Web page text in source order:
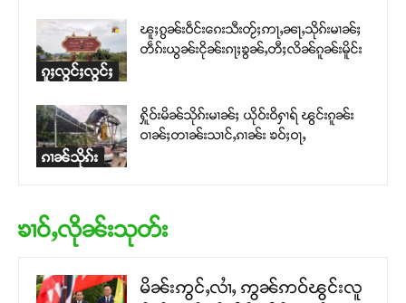
ၵူႈလွင်ႈလွင်ႈ
ၽူႈၵွၼ်းဝဵင်းၵေးသီးတႂ်ႈဢႃႇၼႃႇသိုၵ်းမၢၼ်ႈ
တဵၵ်းယွၼ်းငိုၼ်းၵႃႈၶွၼ်ႇတီႈလိၼ်ၵူၼ်းမိူင်း
ၵၢၼ်သိုၵ်း
ႁိူဝ်းမိၼ်သိုၵ်းမၢၼ်ႈ ယိုဝ်းဝိႁၢရ် ၽွင်းၵူၼ်း
ဝၢၼ်ႈတၢၼ်းသၢင်ႇၵၢၼ်း ၶဝ်ႈဝႃႇ
ၶၢဝ်ႇလိုၼ်းသုတ်း
မိၼ်းဢွင်ႇလၢႆႇ ဢွၼ်ဢဝ်ၽွင်းလူ